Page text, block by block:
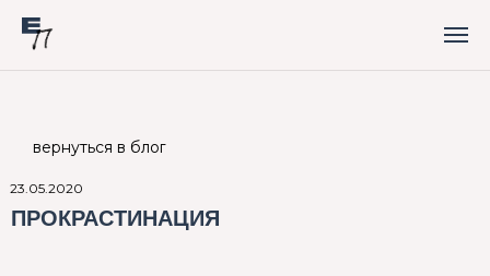
ПРОКРАСТИНАЦИЯ
вернуться в блог
23.05.2020